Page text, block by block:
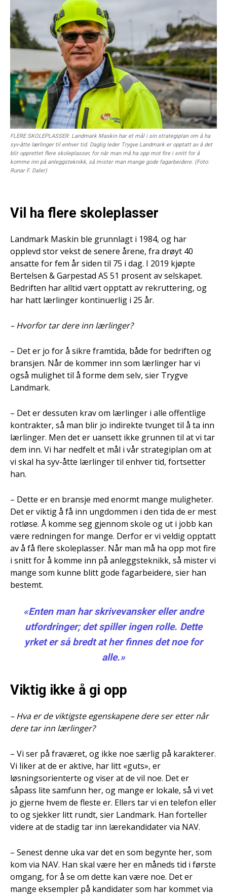
FLERE SKOLEPLASSER: Landmark Maskin har et mål i sin strategiplan om å ha
syv-åtte lærlinger til enhver tid. Daglig leder Trygve Landmark er opptatt av å det
blir opprettet flere skoleplasser, for når man må ha opp mot fire i snitt for å
komme inn på anleggsteknikk, så mister man mange gode fagarbeidere. (Foto:
Runar F. Daler)
Vil ha flere skoleplasser
Landmark Maskin ble grunnlagt i 1984, og har
opplevd stor vekst de senere årene, fra drøyt 40
ansatte for fem år siden til 75 i dag. I 2019 kjøpte
Bertelsen & Garpestad AS 51 prosent av selskapet.
Bedriften har alltid vært opptatt av rekruttering, og
har hatt lærlinger kontinuerlig i 25 år.
– Hvorfor tar dere inn lærlinger?
– Det er jo for å sikre framtida, både for bedriften og
bransjen. Når de kommer inn som lærlinger har vi
også mulighet til å forme dem selv, sier Trygve
Landmark.
– Det er dessuten krav om lærlinger i alle offentlige
kontrakter, så man blir jo indirekte tvunget til å ta inn
lærlinger. Men det er uansett ikke grunnen til at vi tar
dem inn. Vi har nedfelt et mål i vår strategiplan om at
vi skal ha syv-åtte lærlinger til enhver tid, fortsetter
han.
– Dette er en bransje med enormt mange muligheter.
Det er viktig å få inn ungdommen i den tida de er mest
rotløse. Å komme seg gjennom skole og ut i jobb kan
være redningen for mange. Derfor er vi veldig opptatt
av å få flere skoleplasser. Når man må ha opp mot fire
i snitt for å komme inn på anleggsteknikk, så mister vi
mange som kunne blitt gode fagarbeidere, sier han
bestemt.
«Enten man har skrivevansker eller andre
utfordringer; det spiller ingen rolle. Dette
yrket er så bredt at her finnes det noe for
alle.»
Viktig ikke å gi opp
– Hva er de viktigste egenskapene dere ser etter når
dere tar inn lærlinger?
– Vi ser på fraværet, og ikke noe særlig på karakterer.
Vi liker at de er aktive, har litt «guts», er
løsningsorienterte og viser at de vil noe. Det er
såpass lite samfunn her, og mange er lokale, så vi vet
jo gjerne hvem de fleste er. Ellers tar vi en telefon eller
to og sjekker litt rundt, sier Landmark. Han forteller
videre at de stadig tar inn lærekandidater via NAV.
– Senest denne uka var det en som begynte her, som
kom via NAV. Han skal være her en måneds tid i første
omgang, for å se om dette kan være noe. Det er
mange eksempler på kandidater som har kommet via